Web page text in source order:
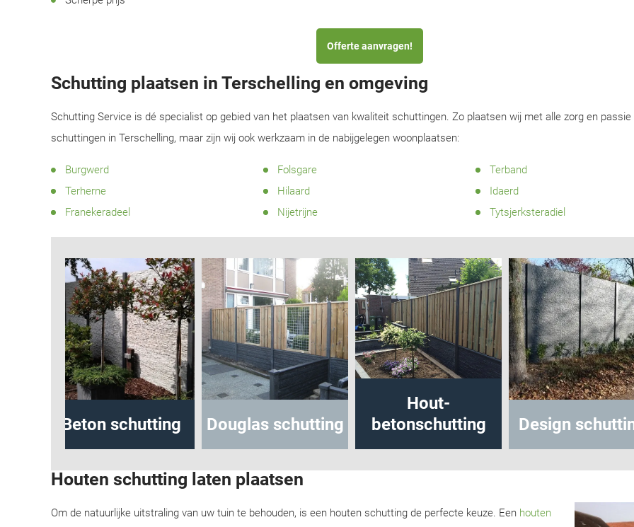
Offerte aanvragen!
Schutting plaatsen in Terschelling en omgeving
Schutting Service is dé specialist op gebied van het plaatsen van kwaliteit schuttingen. Zo plaatsen wij met alle zorg en passie
schuttingen in Terschelling, maar zijn wij ook werkzaam in de nabijgelegen woonplaatsen:
Burgwerd Folsgare
Terband
Terherne
Hilaard
Idaerd
Franekeradeel
Nijetrijne Tytsjerksteradiel
Beton schutting Douglas schutting
Hout-
betonschutting
Design
Houten schutting laten plaatsen
Om de natuurlijke uitstraling van uw tuin te behouden, is een houten schutting de perfecte keuze. Een houten